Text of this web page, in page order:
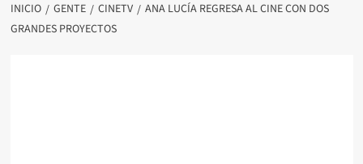
INICIO GENTE CINETV
ANA LUCÍA REGRESA AL CINE CON DOS
GRANDES PROYECTOS